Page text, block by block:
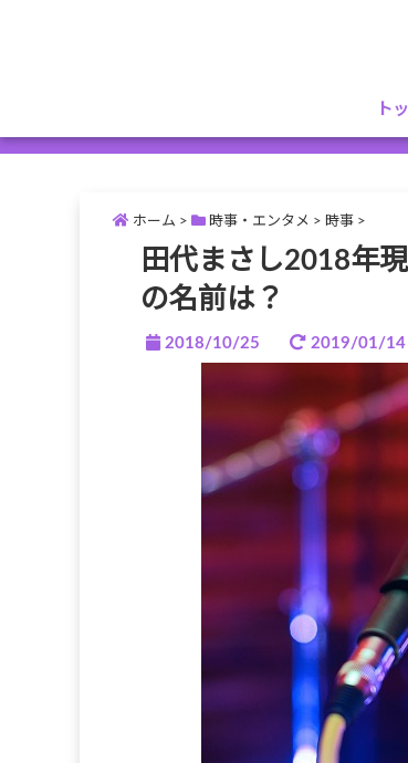
ト
ホーム > 時事・エンタメ > 時事 >
田代まさし2018年
の名前は？
2018/10/25 2019/01/14